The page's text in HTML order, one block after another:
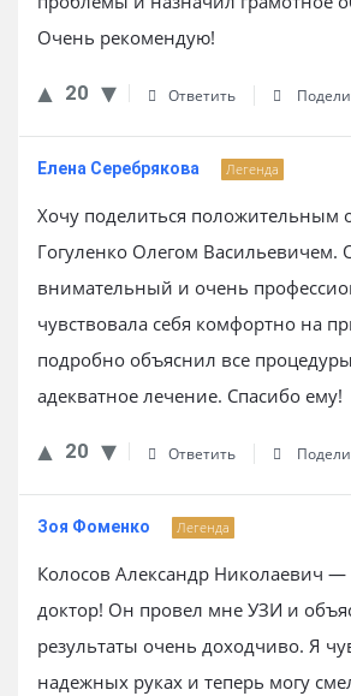
Очень рекомендую!
20 Ответить
Елена Серебрякова Легенда
Хочу поделиться положительным
Гогуленко Олегом Васильевичем.
внимательный и очень
чувствовала себя комфортно на
подробно объяснил все
адекватное лечение. Спасибо ему!
20 Ответить
Зоя Фоменко Легенда
Колосов Александр Николаевич —
доктор! Он провел мне УЗИ и
результаты очень доходчиво. Я
надежных руках и теперь могу